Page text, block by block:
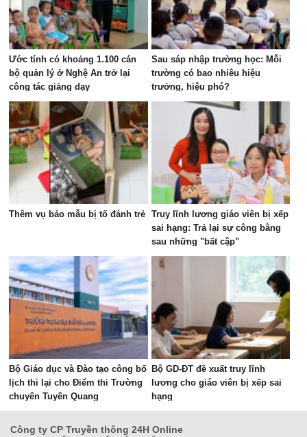
Ước tính có khoảng 1.100 cán
bộ quản lý ở Nghệ An trở lại
công tác giảng dạy
Sau sáp nhập trường học: Mỗi
trường có bao nhiêu hiệu
trưởng, hiệu phó?
Thêm vụ bảo mẫu bị tố đánh trẻ Truy lĩnh lương giáo viên bị xếp
sai hạng: Trả lại sự công bằng
sau những "bất cập"
Bộ Giáo dục và Đào tạo công bố
lịch thi lại cho Điểm thi Trường
chuyên Tuyên Quang
Bộ GD-ĐT đề xuất truy lĩnh
lương cho giáo viên bị xếp sai
hạng
Công ty CP Truyền thông 24H Online